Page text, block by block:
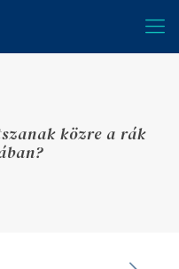
közre a rák